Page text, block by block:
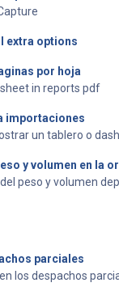
extra options
por hoja
in reports pdf
importaciones
un tablero o
y volumen en la
peso y volumen
parciales
los despachos